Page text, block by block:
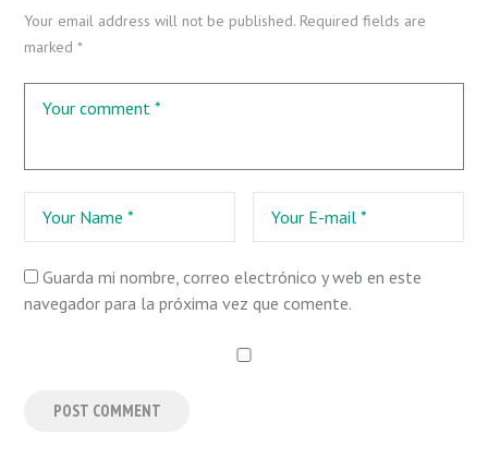
Your email address will not be published. Required fields are
marked *
Guarda mi nombre, correo electrónico y web en este
navegador para la próxima vez que comente.